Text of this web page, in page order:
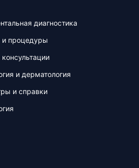
диагностика
процедуры
и дерматология
и справки